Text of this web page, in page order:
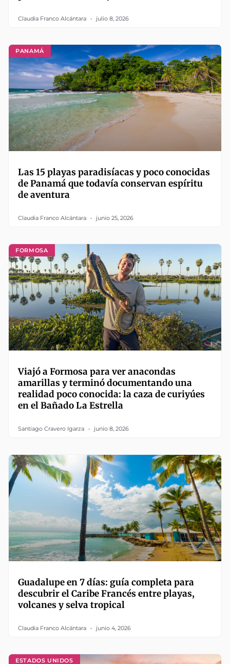
Claudia Franco Alcántara julio 8, 2026
PANAMÁ
Las 15 playas paradisíacas y poco conocidas
de Panamá que todavía conservan espíritu
de aventura
Claudia Franco Alcántara junio 25, 2026
FORMOSA
Viajó a Formosa para ver anacondas
amarillas y terminó documentando una
realidad poco conocida: la caza de curiyúes
en el Bañado La Estrella
Santiago Cravero Igarza junio 8, 2026
Guadalupe en 7 días: guía completa para
descubrir el Caribe Francés entre playas,
volcanes y selva tropical
Claudia Franco Alcántara junio 4, 2026
ESTADOS UNIDOS